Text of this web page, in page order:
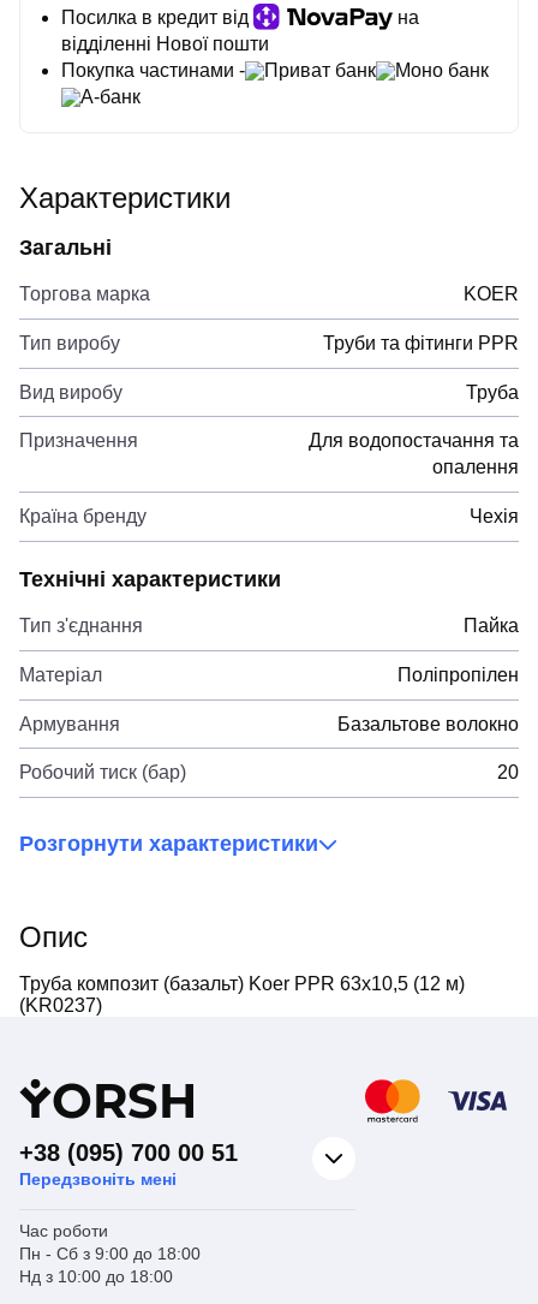
Посилка в кредит від
на
відділенні Нової пошти
Покупка частинами -
Приват банк
Моно банк
А-банк
Характеристики
Загальні
Торгова марка KOER
Тип виробу Труби та фітинги PPR
Вид виробу Труба
Призначення
Для водопостачання та
опалення
Країна бренду Чехія
Технічні характеристики
Тип з'єднання Пайка
Матеріал Поліпропілен
Армування Базальтове волокно
Робочий тиск (бар) 20
Розгорнути характеристики
Опис
Труба композит (базальт) Koer PPR 63x10,5 (12 м)
(KR0237)
YORSH
+38 (095) 700 00 51
Передзвоніть мені
Час роботи
Пн - Сб з 9:00 до 18:00
Нд з 10:00 до 18:00